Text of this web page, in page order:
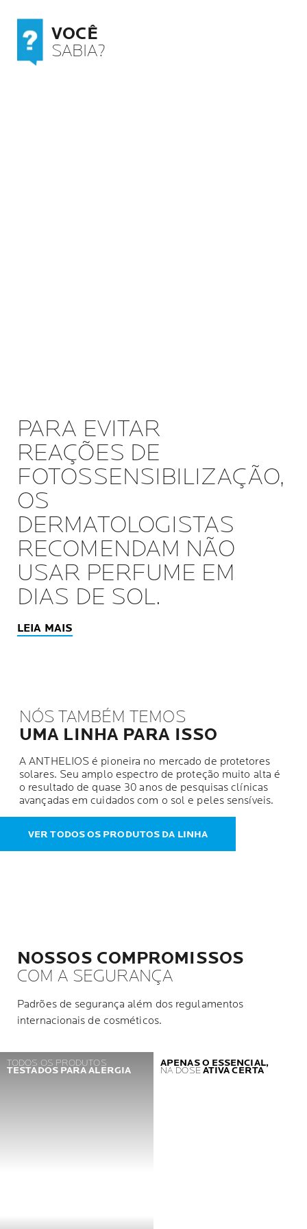
VOCÊ
SABIA?
PARA EVITAR
REAÇÕES DE
FOTOSSENSIBILIZAÇÃO,
OS
DERMATOLOGISTAS
RECOMENDAM NÃO
USAR PERFUME EM
DIAS DE SOL.
LEIA MAIS
NÓS TAMBÉM TEMOS
UMA LINHA PARA ISSO
A ANTHELIOS é pioneira no mercado de protetores
solares. Seu amplo espectro de proteção muito alta é
o resultado de quase 30 anos de pesquisas clínicas
avançadas em cuidados com o sol e peles sensíveis.
VER TODOS OS PRODUTOS DA LINHA
NOSSOS COMPROMISSOS
COM A SEGURANÇA
Padrões de segurança além dos regulamentos
internacionais de cosméticos.
TODOS OS PRODUTOS
TESTADOS PARA ALERGIA
APENAS O ESSENCIAL,
NA DOSEATIVA CERTA